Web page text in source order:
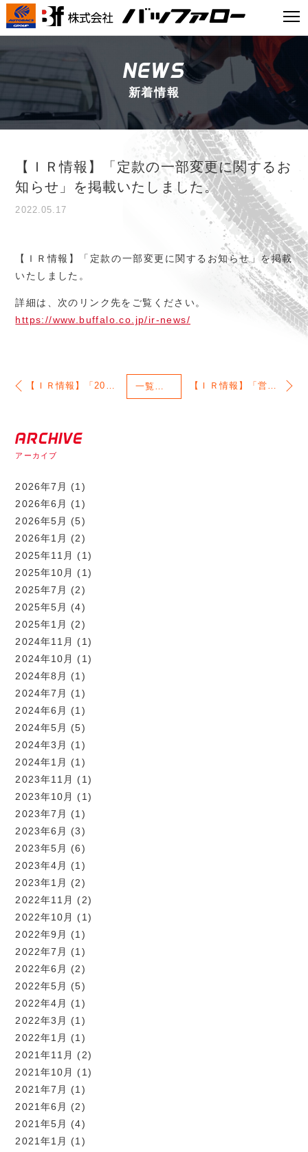
NEWS
新着情報
【ＩＲ情報】「定款の一部変更に関するお
知らせ」を掲載いたしました。
2022.05.17
【ＩＲ情報】「定款の一部変更に関するお知らせ」を掲載
いたしました。
詳細は、次のリンク先をご覧ください。
https://www.buffalo.co.jp/ir-news/
【ＩＲ情報】「2022年3月期 期末決算説明資料」を掲載いたしました。 一覧
に戻る 【ＩＲ情報】「営業外収益の計上に関するお知らせ」を掲載いたしました。
ARCHIVE
アーカイブ
2026年7月
(1)
2026年6月
(1)
2026年5月
(5)
2026年1月
(2)
2025年11月
(1)
2025年10月
(1)
2025年7月
(2)
2025年5月
(4)
2025年1月
(2)
2024年11月
(1)
2024年10月
(1)
2024年8月
(1)
2024年7月
(1)
2024年6月
(1)
2024年5月
(5)
2024年3月
(1)
2024年1月
(1)
2023年11月
(1)
2023年10月
(1)
2023年7月
(1)
2023年6月
(3)
2023年5月
(6)
2023年4月
(1)
2023年1月
(2)
2022年11月
(2)
2022年10月
(1)
2022年9月
(1)
2022年7月
(1)
2022年6月
(2)
2022年5月
(5)
2022年4月
(1)
2022年3月
(1)
2022年1月
(1)
2021年11月
(2)
2021年10月
(1)
2021年7月
(1)
2021年6月
(2)
2021年5月
(4)
2021年1月
(1)